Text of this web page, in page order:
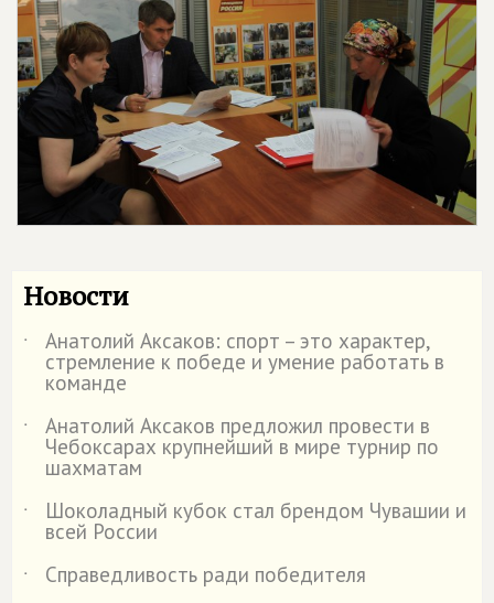
Новости
˙ Анатолий Аксаков: спорт – это характер,
стремление к победе и умение работать в
команде
˙
Анатолий Аксаков предложил провести в
Чебоксарах крупнейший в мире турнир по
шахматам
˙
Шоколадный кубок стал брендом Чувашии и
всей России
˙
Справедливость ради победителя